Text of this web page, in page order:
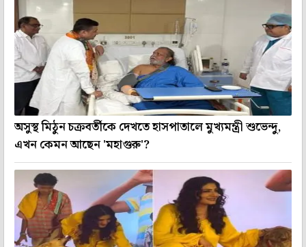
অসুস্থ মিঠুন চক্রবর্তীকে দেখতে হাসপাতালে মুখ্যমন্ত্রী শুভেন্দু,
এখন কেমন আছেন 'মহাগুরু'?